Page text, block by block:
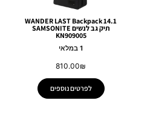
WANDER LAST Backpack 14.1
תיק גב לנשים SAMSONITE
KN909005
1 במלאי
810.00₪
לפרטים נוספים